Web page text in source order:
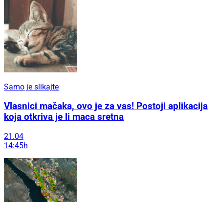
Samo je slikajte
Vlasnici mačaka, ovo je za vas! Postoji aplikacija
koja otkriva je li maca sretna
21.04
14:45h